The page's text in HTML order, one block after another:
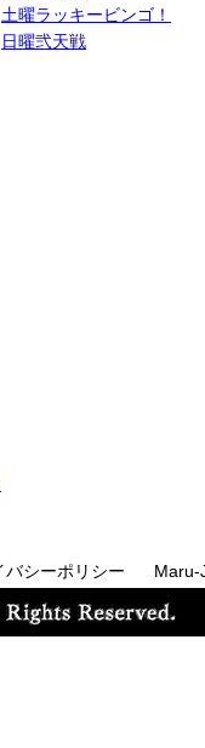
土曜ラッキービンゴ！
日曜弐天戦
バシーポリシー Maru-